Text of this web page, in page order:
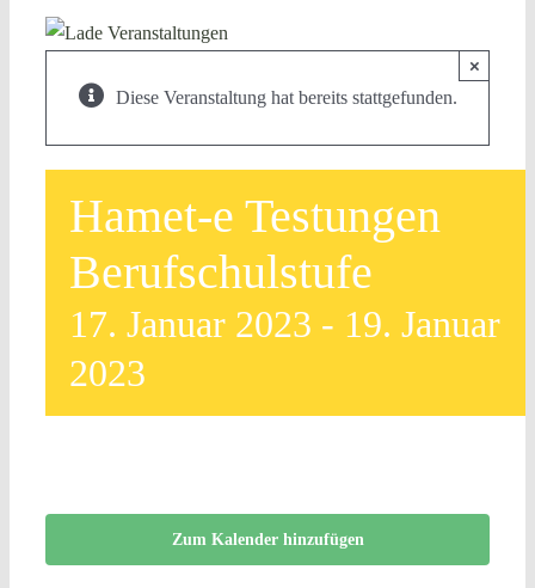
Diese Veranstaltung hat bereits stattgefunden.
×
Hamet-e Testungen
Berufschulstufe
17. Januar 2023 - 19. Januar
2023
Zum Kalender hinzufügen